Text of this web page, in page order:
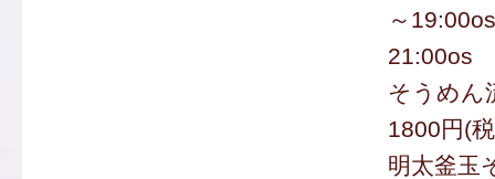
～
21:00os
そうめん
1800円(
明太釜玉